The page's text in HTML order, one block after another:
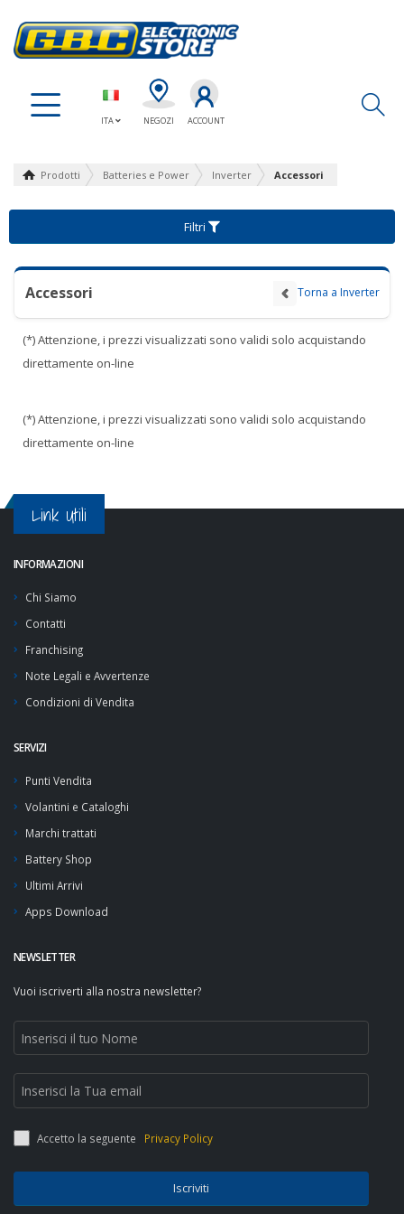
ITA NEGOZI ACCOUNT
Prodotti Batteries e Power Inverter Accessori
Filtri
Accessori Torna a Inverter
(*) Attenzione, i prezzi visualizzati sono validi solo acquistando
direttamente on-line
(*) Attenzione, i prezzi visualizzati sono validi solo acquistando
direttamente on-line
Link Utili
INFORMAZIONI
Chi Siamo
Contatti
Franchising
Note Legali e Avvertenze
Condizioni di Vendita
SERVIZI
Punti Vendita
Volantini e Cataloghi
Marchi trattati
Battery Shop
Ultimi Arrivi
Apps Download
NEWSLETTER
Vuoi iscriverti alla nostra newsletter?
Accetto la seguente Privacy Policy
Iscriviti